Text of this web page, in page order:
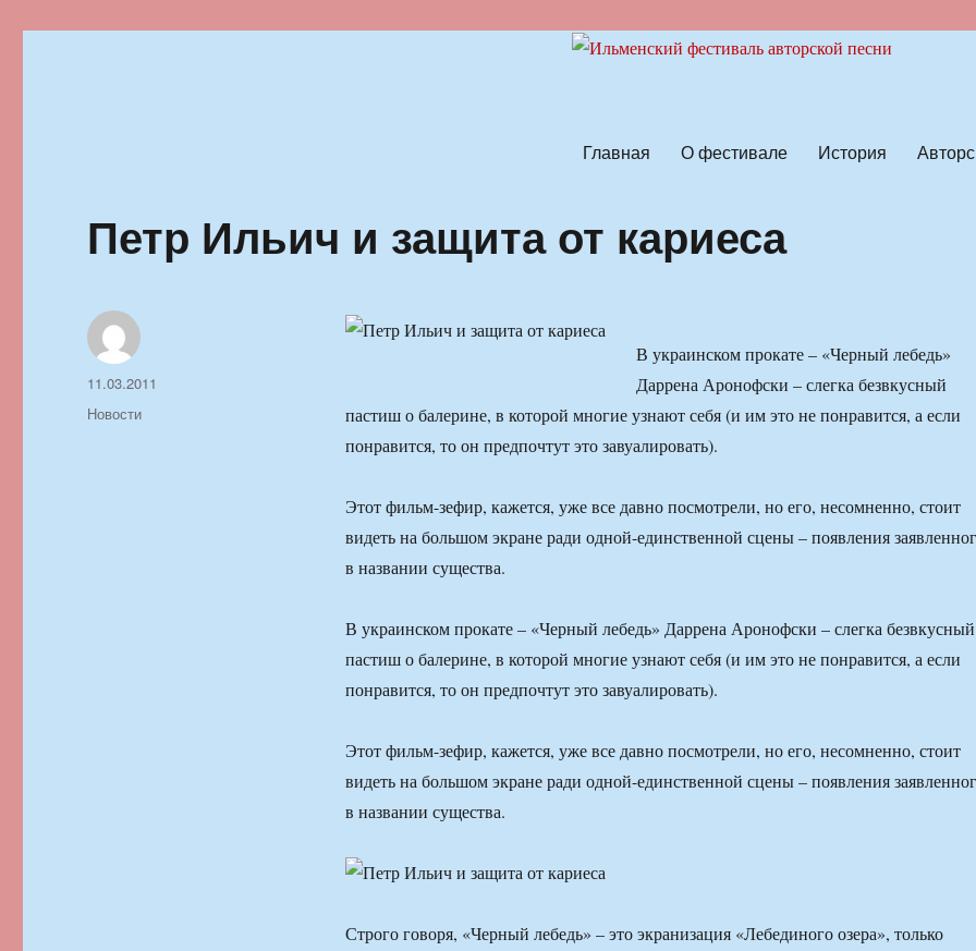
Главная О фестивале История
Петр Ильич и защита от кариеса
В украинском прокате – «Черный лебедь»
Даррена Аронофски – слегка безвкусный
пастиш о балерине, в которой многие узнают себя (и им это не понравится, а если
понравится, то он предпочтут это завуалировать).
Этот фильм-зефир, кажется, уже все давно посмотрели, но его, несомненно, стоит
видеть на большом экране ради одной-единственной сцены – появления
в названии существа.
В украинском прокате – «Черный лебедь» Даррена Аронофски – слегка безвкусный
пастиш о балерине, в которой многие узнают себя (и им это не понравится, а если
понравится, то он предпочтут это завуалировать).
Этот фильм-зефир, кажется, уже все давно посмотрели, но его, несомненно, стоит
видеть на большом экране ради одной-единственной сцены – появления
в названии существа.
Строго говоря, «Черный лебедь» – это экранизация «Лебединого озера», только
Автор
Опубликовано
11.03.2011
Рубрики
Новости